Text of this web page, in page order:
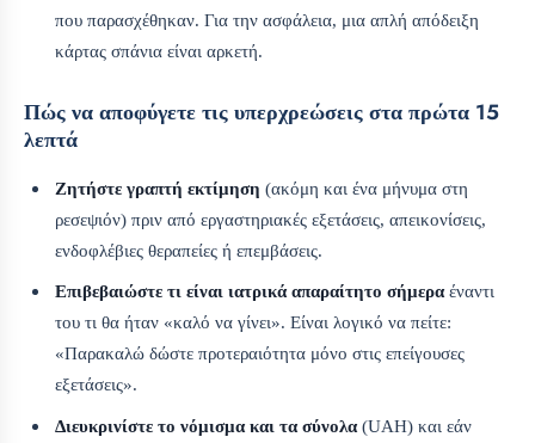
που παρασχέθηκαν. Για την ασφάλεια, μια απλή απόδειξη
κάρτας σπάνια είναι αρκετή.
Πώς να αποφύγετε τις υπερχρεώσεις στα πρώτα 15
λεπτά
Ζητήστε γραπτή εκτίμηση (ακόμη και ένα μήνυμα στη
ρεσεψιόν) πριν από εργαστηριακές εξετάσεις, απεικονίσεις,
ενδοφλέβιες θεραπείες ή επεμβάσεις.
Επιβεβαιώστε τι είναι ιατρικά απαραίτητο σήμεραέναντι
του τι θα ήταν «καλό να γίνει». Είναι λογικό να πείτε:
«Παρακαλώ δώστε προτεραιότητα μόνο στις επείγουσες
εξετάσεις».
Διευκρινίστε το νόμισμα και τα σύνολα(UAH) και εάν